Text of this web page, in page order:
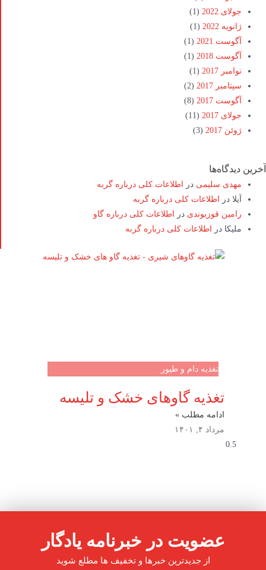
جولای 2022
(1)
ژانویه 2022
(1)
آگوست 2021
(1)
آگوست 2018
(1)
نوامبر 2017
(1)
سپتامبر 2017
(2)
آگوست 2017
(8)
جولای 2017
(11)
ژوئن 2017
(3)
آخرین دیدگاه‌ها
مهدی سلیمی در
اطلاعات کلی درباره گربه
آیلا در
اطلاعات کلی درباره گربه
رامین قوزیوندی در
اطلاعات کلی درباره گاو
ملیکا در اطلاعات کلی درباره گربه
تغذیه دام و طیور
تغذیه گاوهاى خشک و تلیسه
ادامه مطلب »
مرداد ۴, ۱۴۰۱
عضویت در خبرنامه یادگار
از جدیدترین خبرها و تخفیف ها مطلع شوید